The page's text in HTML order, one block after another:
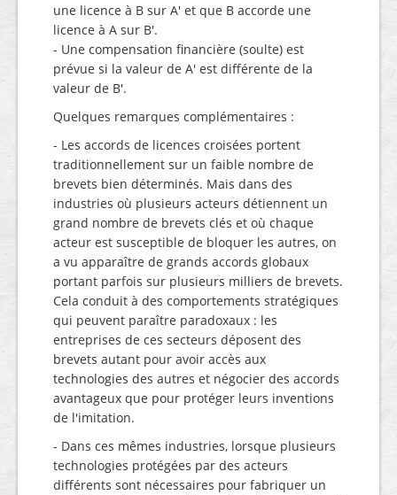
une licence à B sur A' et que B accorde une
licence à A sur B'.
- Une compensation financière (soulte) est
prévue si la valeur de A' est différente de la
valeur de B'.
Quelques remarques complémentaires :
- Les accords de licences croisées portent
traditionnellement sur un faible nombre de
brevets bien déterminés. Mais dans des
industries où plusieurs acteurs détiennent un
grand nombre de brevets clés et où chaque
acteur est susceptible de bloquer les autres, on
a vu apparaître de grands accords globaux
portant parfois sur plusieurs milliers de brevets.
Cela conduit à des comportements stratégiques
qui peuvent paraître paradoxaux : les
entreprises de ces secteurs déposent des
brevets autant pour avoir accès aux
technologies des autres et négocier des accords
avantageux que pour protéger leurs inventions
de l'imitation.
- Dans ces mêmes industries, lorsque plusieurs
technologies protégées par des acteurs
différents sont nécessaires pour fabriquer un